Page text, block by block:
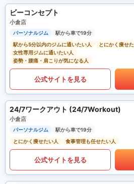
ビーコンセプト
小倉店
パーソナルジム
駅から車で19分
駅から5分以内のジムに通いたい人
とにかく痩せ
女性専用ジムに通いたい人
姿勢・腰痛・肩こりが気になる人
公式サイトを見る
24/7ワークアウト (24/7Workout)
小倉店
パーソナルジム
駅から車で19分
とにかく痩せたい人
食事管理も任せたい人
公式サイトを見る